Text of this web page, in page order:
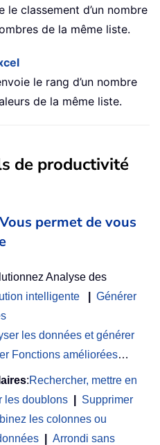
le classement d’un nombre
de la même liste.
le rang d’un nombre
de la même liste.
de productivité
permet de vous
Analyse des
intelligente
Générer
les données et générer
Fonctions améliorées…
:Rechercher, mettre en
les doublons
Supprimer
les colonnes ou
Arrondi sans